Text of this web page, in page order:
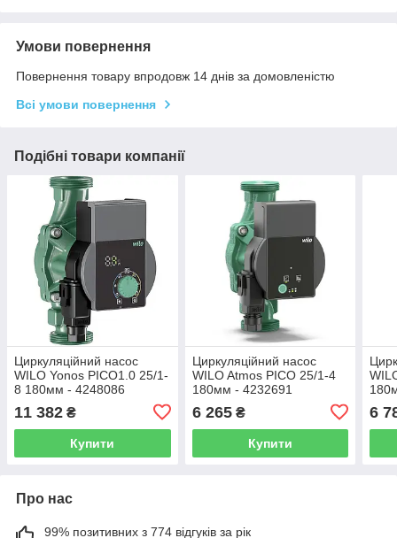
Умови повернення
Повернення товару впродовж 14 днів за домовленістю
Всі умови повернення
Подібні товари компанії
Циркуляційний насос
WILO Yonos PICO1.0 25/1-
8 180мм - 4248086
11 382 ₴
Купити
Циркуляційний насос
WILO Atmos PICO 25/1-4
180мм - 4232691
6 265₴
Купити
6
Про нас
99% позитивних з 774 відгуків за рік